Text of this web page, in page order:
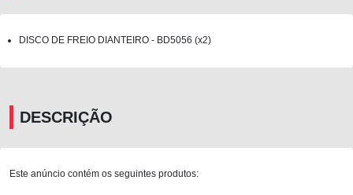
DISCO DE FREIO DIANTEIRO - BD5056 (x2)
DESCRIÇÃO
Este anúncio contém os seguintes produtos: